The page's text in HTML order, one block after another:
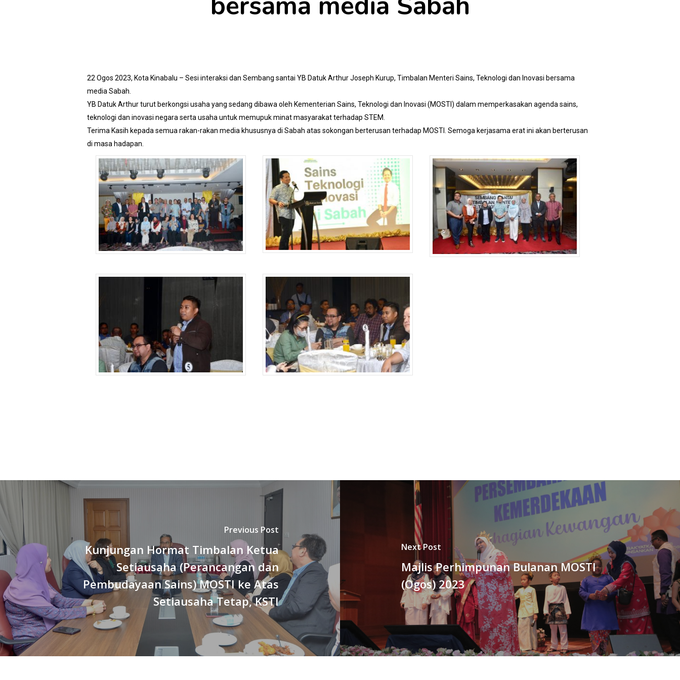
22 Ogos 2023, Kota Kinabalu – Sesi interaksi dan Sembang santai YB Datuk Arthur Joseph Kurup, Timbalan Menteri Sains, Teknologi dan Inovasi bersama
media Sabah.
YB Datuk Arthur turut berkongsi usaha yang sedang dibawa oleh Kementerian Sains, Teknologi dan Inovasi (MOSTI) dalam memperkasakan agenda sains,
teknologi dan inovasi negara serta usaha untuk memupuk minat masyarakat terhadap STEM.
Terima Kasih kepada semua rakan-rakan media khususnya di Sabah atas sokongan berterusan terhadap MOSTI. Semoga kerjasama erat ini akan berterusan
di masa hadapan.
Previous Post
Kunjungan Hormat Timbalan Ketua
Setiausaha (Perancangan dan
Pembudayaan Sains) MOSTI ke Atas
Setiausaha Tetap, KSTI
Next Post
Majlis Perhimpunan Bulanan MOSTI
(Ogos) 2023